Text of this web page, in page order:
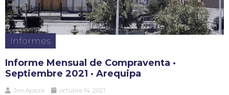
Informes
Informe Mensual de Compraventa ·
Septiembre 2021 · Arequipa
Jim.Apaza octubre 14, 2021